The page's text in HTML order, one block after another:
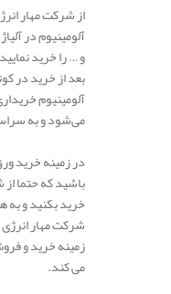
از شرکت مهار
و … را خرید
بعد از خرید در
آلومینیوم
می‌شود و به
در زمینه خرید
باشید که حتما
خرید بکنید و به
شرکت مهار
زمینه خرید و
می کند.